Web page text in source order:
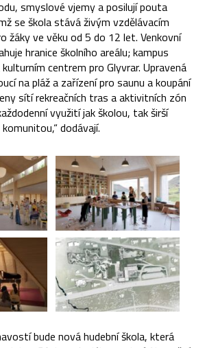
smyslové vjemy a posilují pouta
se škola stává živým vzdělávacím
žáky ve věku od 5 do 12 let. Venkovní
hranice školního areálu; kampus
centrem pro Glyvrar. Upravená
na pláž a zařízení pro saunu a koupání
sítí rekreačních tras a aktivitních zón
využití jak školou, tak širší
komunitou,“ dodávají.
bude nová hudební škola, která